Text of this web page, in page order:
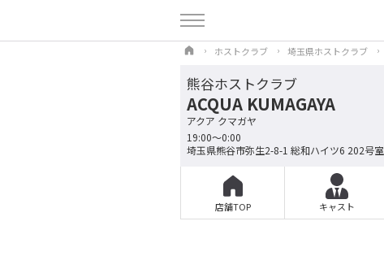
ホストクラブ 埼玉県ホストクラブ
熊谷ホストクラブ
ACQUA KUMAGAYA
アクア クマガヤ
19:00～0:00
埼玉県熊谷市弥生2-8-1 総和ハイツ6 202号室
店舗TOP キャスト